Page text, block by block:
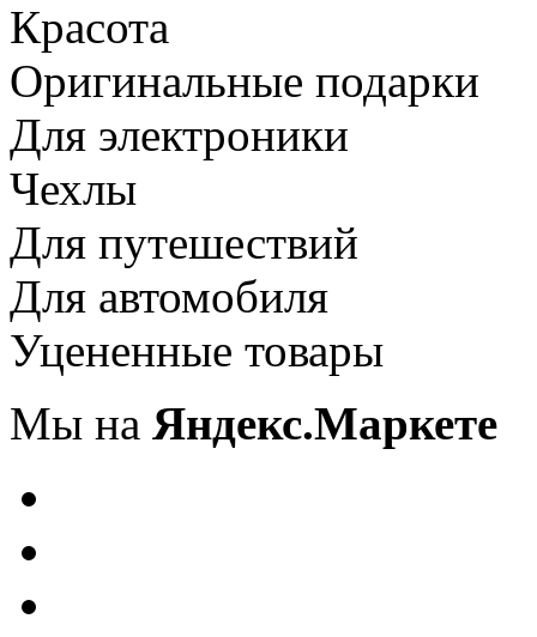
Красота
Оригинальные подарки
Для электроники
Чехлы
Для путешествий
Для автомобиля
Уцененные товары
Мы на Яндекс.Маркете